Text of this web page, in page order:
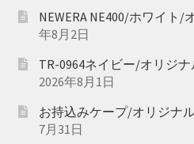
NEWERA NE400/ホワイト/
年8月2日
TR-0964ネイビー/オリジ
2026年8月1日
お持込みケープ/オリジナ
7月31日